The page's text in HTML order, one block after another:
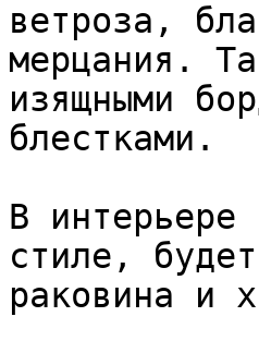
ветроза,
мерцания.
изящными
блестками.
В интерьере
стиле,
раковина и